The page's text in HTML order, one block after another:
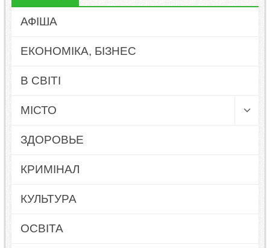
АФІША
ЕКОНОМІКА, БІЗНЕС
В СВІТІ
МІСТО
ЗДОРОВЬЕ
КРИМІНАЛ
КУЛЬТУРА
ОСВІТА